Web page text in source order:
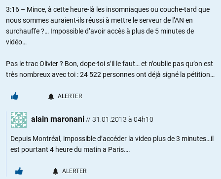
3:16 – Mince, à cette heure-là les insomniaques ou couche-tard que
nous sommes auraient-ils réussi à mettre le serveur de l’AN en
surchauffe ?… Impossible d’avoir accès à plus de 5 minutes de
vidéo…
Pas le trac Olivier ? Bon, dope-toi s’il le faut… et n’oublie pas qu’on est
très nombreux avec toi : 24 522 personnes ont déjà signé la pétition…
ALERTER
alain maronani // 31.01.2013 à 04h10
Depuis Montréal, impossible d’accéder la video plus de 3 minutes…il
est pourtant 4 heure du matin a Paris….
ALERTER